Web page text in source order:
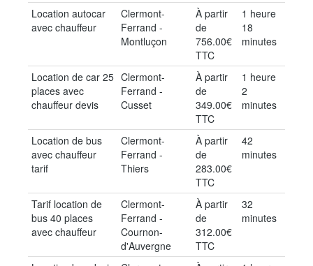
Location autocar
avec chauffeur
Clermont-
Ferrand -
Montluçon
À partir
de
756.00€
TTC
1 heure
18
minutes
Location de car 25
places avec
chauffeur devis
Clermont-
Ferrand -
Cusset
À partir
de
349.00€
TTC
1 heure
2
minutes
Location de bus
avec chauffeur
tarif
Clermont-
Ferrand -
Thiers
À partir
de
283.00€
TTC
42
minutes
Tarif location de
bus 40 places
avec chauffeur
Clermont-
Ferrand -
Cournon-
d'Auvergne
À partir
de
312.00€
TTC
32
minutes